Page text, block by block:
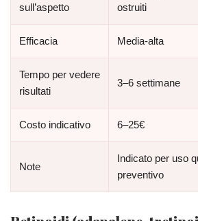
sull’aspetto
ostruiti
Efficacia Media-alta
Tempo per vedere
risultati
3–6 settimane
Costo indicativo 6–25€
Note
Indicato per uso
preventivo